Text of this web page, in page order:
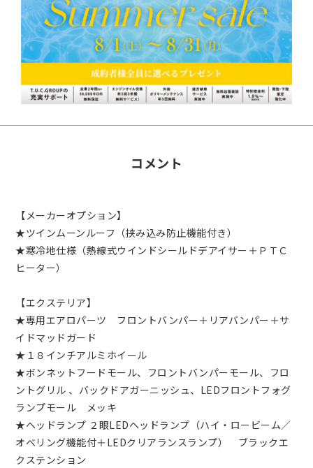
コメント
【メーカーオプション】
★ツインムーンルーフ（挟み込み防止機能付き）
★寒冷地仕様（熱線式ウインドシールドデアイサー＋ＰＴＣ
ヒーター）
【エクステリア】
★専用エアロパーツ フロントバンパー＋リアバンパー＋サ
イドマッドガード
★１８インチアルミホイール
★ボンネットフードモール、フロントバンパーモール、フロ
ントグリル 、バックドアガーニッシュ、LEDフロントフォグ
ランプモール メッキ
★ヘッドランプ ２眼LEDヘッドランプ（ハイ・ロービーム／
オベリング機能付＋LEDクリアランスランプ） ブラックエ
クステンション